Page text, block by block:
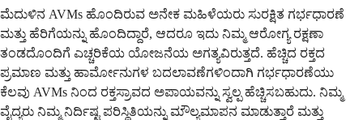
ಮೆದುಳಿನ AVMs ಹೊಂದಿರುವ ಅನೇಕ ಮಹಿಳೆಯರು ಸುರಕ್ಷಿತ ಗರ್ಭಧಾರಣೆ
ಮತ್ತು ಹೆರಿಗೆಯನ್ನು ಹೊಂದಿದ್ದಾರೆ, ಆದರೂ ಇದು ನಿಮ್ಮ ಆರೋಗ್ಯ ರಕ್ಷಣಾ
ತಂಡದೊಂದಿಗೆ ಎಚ್ಚರಿಕೆಯ ಯೋಜನೆಯ ಅಗತ್ಯವಿರುತ್ತದೆ. ಹೆಚ್ಚಿದ ರಕ್ತದ
ಪ್ರಮಾಣ ಮತ್ತು ಹಾರ್ಮೋನುಗಳ ಬದಲಾವಣೆಗಳಿಂದಾಗಿ ಗರ್ಭಧಾರಣೆಯು
ಕೆಲವು AVMs ನಿಂದ ರಕ್ತಸ್ರಾವದ ಅಪಾಯವನ್ನು ಸ್ವಲ್ಪ ಹೆಚ್ಚಿಸಬಹುದು. ನಿಮ್ಮ
ವೈದ್ಯರು ನಿಮ್ಮ ನಿರ್ದಿಷ್ಟ ಪರಿಸ್ಥಿತಿಯನ್ನು ಮೌಲ್ಯಮಾಪನ ಮಾಡುತ್ತಾರೆ ಮತ್ತು